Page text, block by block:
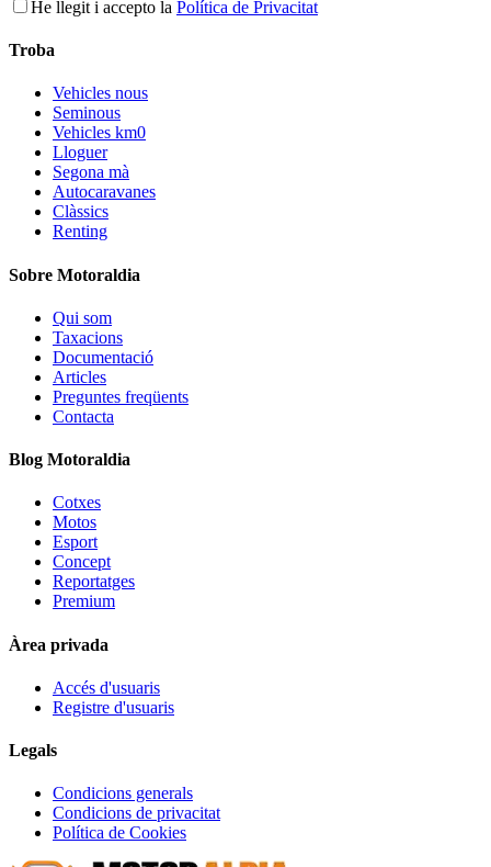
He llegit i accepto la Política de Privacitat
Troba
Vehicles nous
Seminous
Vehicles km0
Lloguer
Segona mà
Autocaravanes
Clàssics
Renting
Sobre Motoraldia
Qui som
Taxacions
Documentació
Articles
Preguntes freqüents
Contacta
Blog Motoraldia
Cotxes
Motos
Esport
Concept
Reportatges
Premium
Àrea privada
Accés d'usuaris
Registre d'usuaris
Legals
Condicions generals
Condicions de privacitat
Política de Cookies